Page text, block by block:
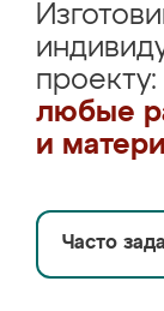
проекту:
любые
и
Часто